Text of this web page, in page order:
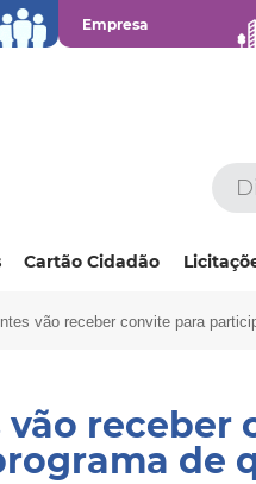
Empresa
Cartão Cidadão
vão receber convite para
receber
de